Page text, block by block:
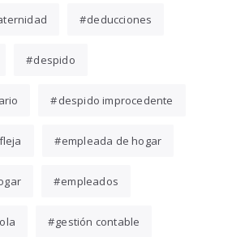
deducciones
despido
despido improcedente
empleada de hogar
empleados
gestión contable